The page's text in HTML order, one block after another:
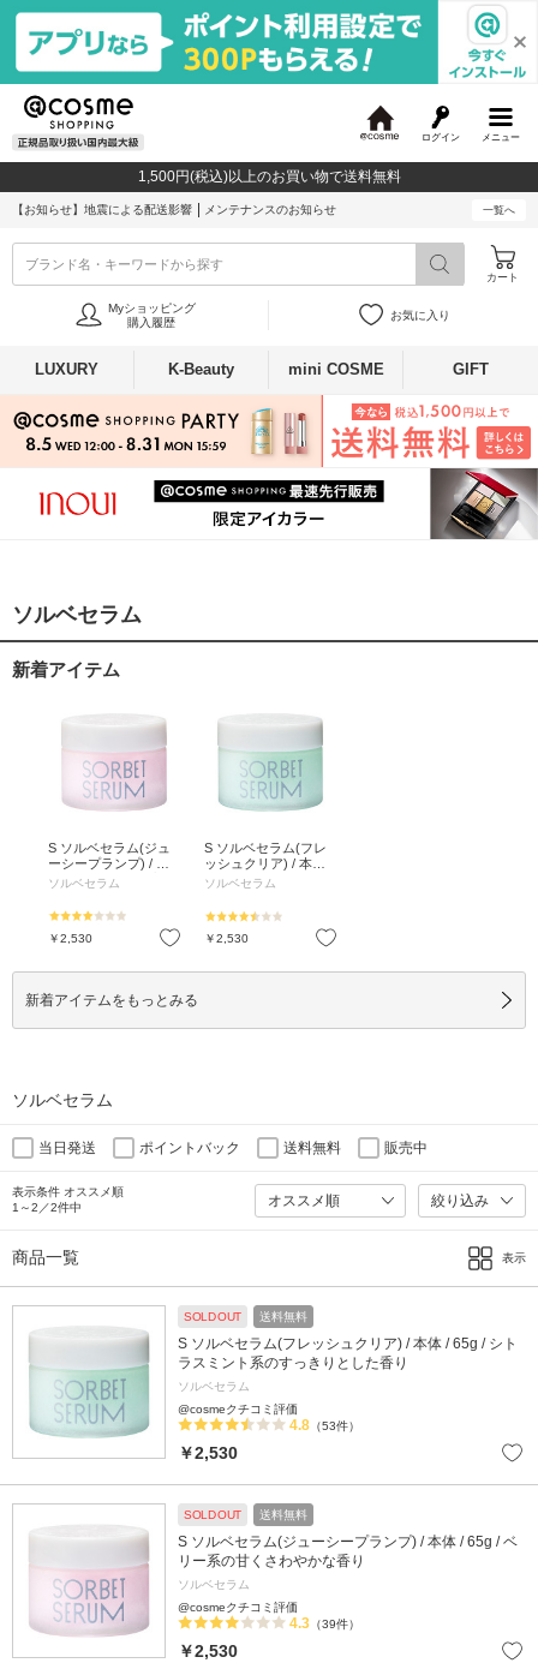
メニュー
ログイン
c
o
1,500円(税込)以上のお買い物で送料無料
【お知らせ】 地震による配送影響 メンテナンスのお知らせ 一覧へ
ブランド名・キーワードから探す
カート
Myショッピング
購入履歴
お気に入り
LUXURY K-Beauty mini COSME GIFT
ソルベセラム
新着アイテム
S ソルベセラム(ジュ
ーシープランプ) / 本
体 / 65g / ベリー系の
ソルベセラム
￥2,530 お気に入り
S ソルベセラム(フレ
ッシュクリア) / 本体 /
65g / シトラスミント
り
ソルベセラム
￥2,530
新着アイテムをもっとみる
ソルベセラム
当日発送 ポイントバック 送料無料 販売中
表示条件 オススメ順
1～2／2件中
絞り込み
商品一覧 表示
SOLD OUT 送料無料
S ソルベセラム(フレッシュクリア) / 本体 / 65g / シト
ラスミント系のすっきりとした香り
ソルベセラム
@cosmeクチコミ評価
4.8 （53件）
￥2,530
SOLD OUT 送料無料
S ソルベセラム(ジューシープランプ) / 本体 / 65g / ベ
リー系の甘くさわやかな香り
ソルベセラム
@cosmeクチコミ評価
4.3 （39件）
￥2,530